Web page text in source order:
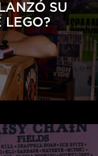
SU
LEGO?